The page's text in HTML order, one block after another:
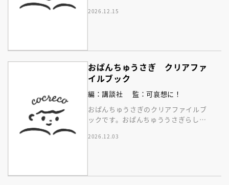
2026.12.15
おぱんちゅうさぎ クリアファ
イルブック
編：講談社
監：可哀想に！
おぱんちゅうさぎのクリアファイルブ
ックです。おぱんちゅううさぎらしさ
2026.12.03